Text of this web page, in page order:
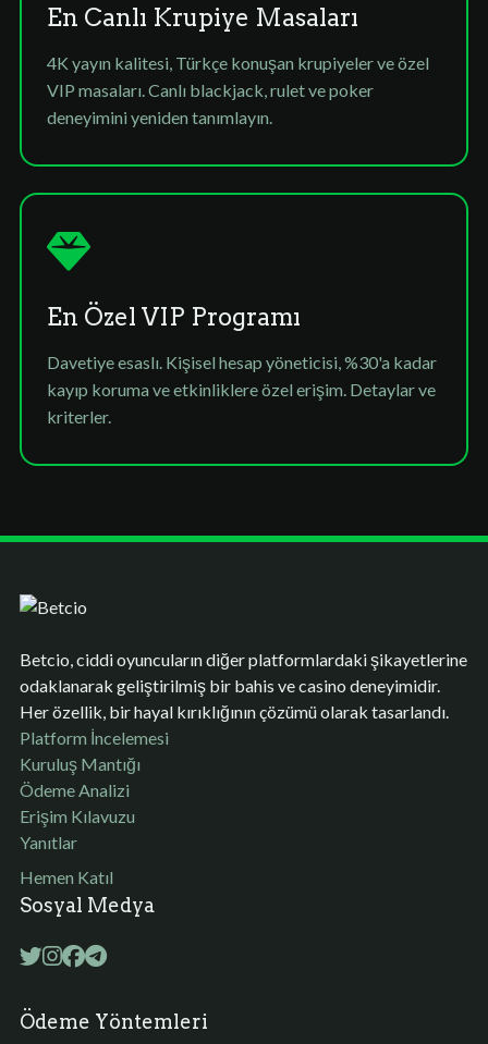
En Canlı Krupiye Masaları
4K yayın kalitesi, Türkçe konuşan krupiyeler ve özel
VIP masaları. Canlı blackjack, rulet ve poker
deneyimini yeniden tanımlayın.
En Özel VIP Programı
Davetiye esaslı. Kişisel hesap yöneticisi, %30'a kadar
kayıp koruma ve etkinliklere özel erişim. Detaylar ve
kriterler.
Betcio, ciddi oyuncuların diğer platformlardaki şikayetlerine
odaklanarak geliştirilmiş bir bahis ve casino deneyimidir.
Her özellik, bir hayal kırıklığının çözümü olarak tasarlandı.
Platform İncelemesi
Kuruluş Mantığı
Ödeme Analizi
Erişim Kılavuzu
Yanıtlar
Hemen Katıl
Sosyal Medya
Ödeme Yöntemleri